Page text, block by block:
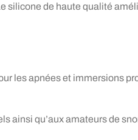
de haute qualité
les apnées et immersions
ainsi qu’aux amateurs de